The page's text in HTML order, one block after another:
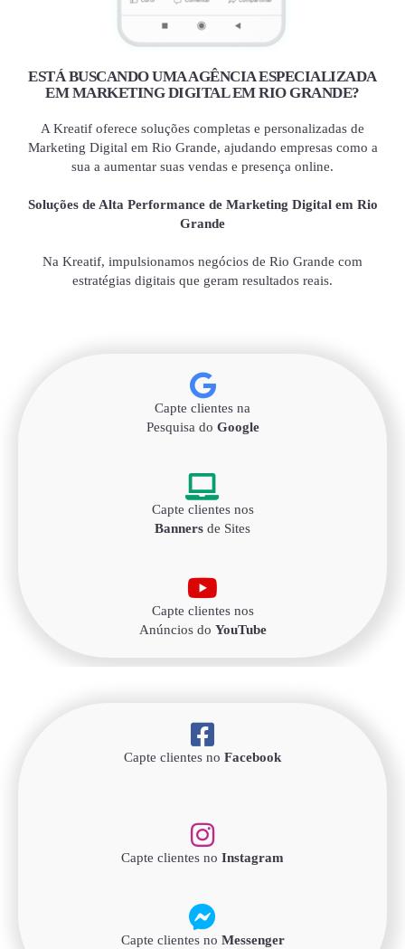
ESTÁ BUSCANDO UMA AGÊNCIA ESPECIALIZADA
EM MARKETING DIGITAL EM RIO GRANDE?
A Kreatif oferece soluções completas e personalizadas de
Marketing Digital em Rio Grande, ajudando empresas como a
sua a aumentar suas vendas e presença online.
Soluções de Alta Performance de Marketing Digital em Rio
Grande
Na Kreatif, impulsionamos negócios de Rio Grande com
estratégias digitais que geram resultados reais.
Capte clientes na
Pesquisa do Google
Capte clientes nos
Banners de Sites
Capte clientes nos
Anúncios do YouTube
Capte clientes no Facebook
Capte clientes no Instagram
Capte clientes no Messenger